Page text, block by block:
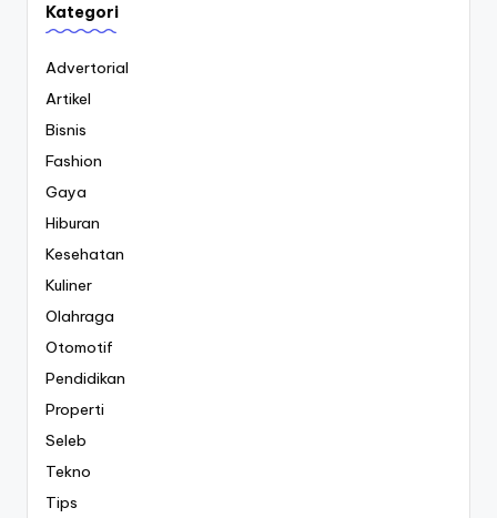
Kategori
Advertorial
Artikel
Bisnis
Fashion
Gaya
Hiburan
Kesehatan
Kuliner
Olahraga
Otomotif
Pendidikan
Properti
Seleb
Tekno
Tips